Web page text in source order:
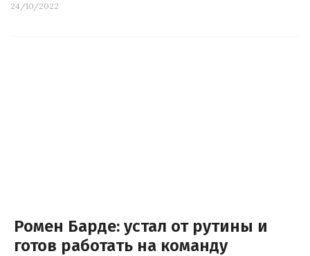
24/10/2022
Ромен Барде: устал от рутины и
готов работать на команду